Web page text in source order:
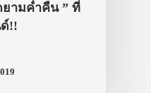
ยามค่ำคืน ” ที่
!!